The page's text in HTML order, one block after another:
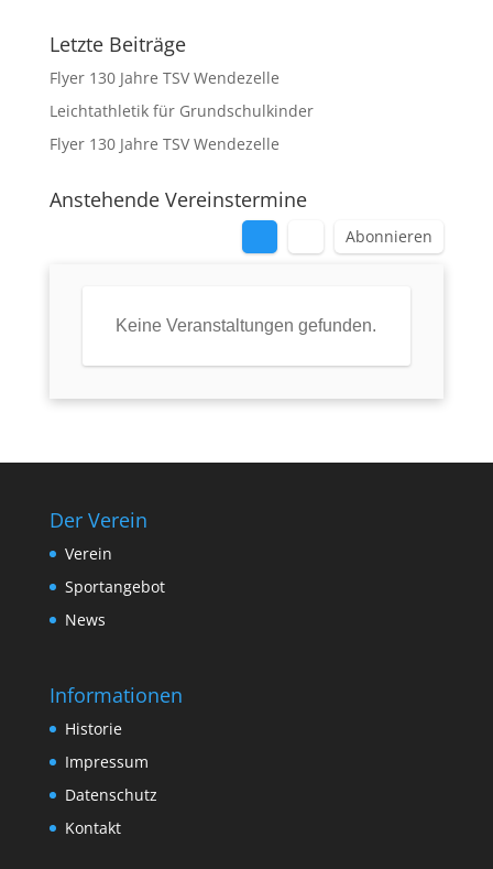
Letzte Beiträge
Flyer 130 Jahre TSV Wendezelle
Leichtathletik für Grundschulkinder
Flyer 130 Jahre TSV Wendezelle
Anstehende Vereinstermine
Abonnieren
Keine Veranstaltungen gefunden.
Der Verein
Verein
Sportangebot
News
Informationen
Historie
Impressum
Datenschutz
Kontakt